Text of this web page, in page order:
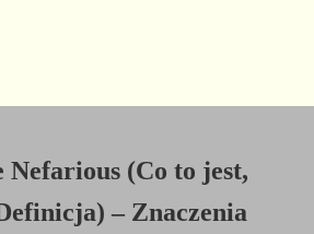
Nefarious (Co to jest,
– Znaczenia